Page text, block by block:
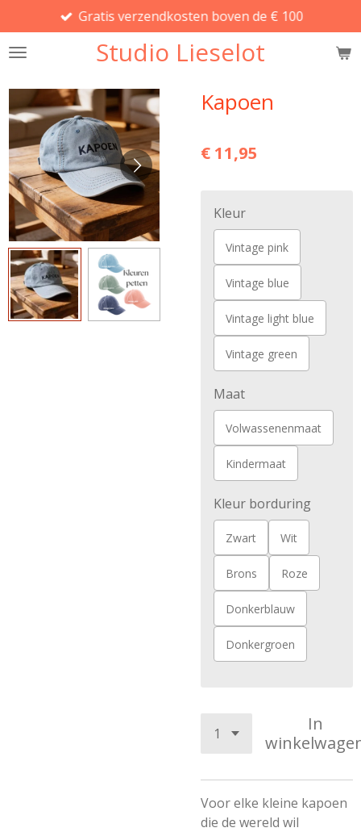
direct
naar
hoofdinhoud
Studio Lieselot
Gratis verzendkosten boven de € 100
Kapoen
€ 11,95
Kleur
Vintage pink
Vintage blue
Vintage light blue
Vintage green
Maat
Volwassenenmaat
Kindermaat
Kleur borduring
Zwart Wit
Brons Roze
Donkerblauw
Donkergroen
In
Voor elke kleine kapoen
die de wereld wil